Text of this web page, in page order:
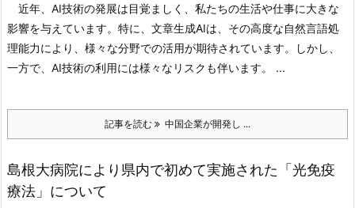
近年、AI技術の発展は目覚ましく、私たちの生活や仕事に大きな
影響を与えています。特に、文章生成AIは、その高度な自然言語処
理能力により、様々な分野での活用が期待されています。しかし、
一方で、AI技術の利用には様々なリスクも伴います。 ...
記事を読む 中国企業が開発し ...
島根大病院により県内で初めて実施された「光免疫
療法」について